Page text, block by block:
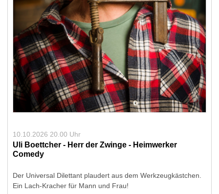
10.10.2026 20.00 Uhr
Uli Boettcher - Herr der Zwinge - Heimwerker
Comedy
Der Universal Dilettant plaudert aus dem Werkzeugkästchen.
Ein Lach-Kracher für Mann und Frau!